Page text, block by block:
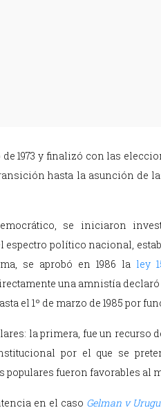
1973 y finalizó con las
hasta la asunción de
se iniciaron
espectro político nacional,
se aprobó en 1986 la ley
una amnistía
el 1º de marzo de 1985 por
la primera, fue un recurso
por el que se
fueron favorables al
en el caso Gelman v